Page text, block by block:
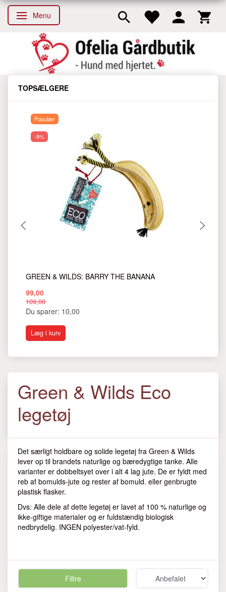
Skifte navigation
Menu
TOPSÆLGERE
Populær
-9%
GREEN & WILDS: BARRY THE BANANA
99,00
109,00
Du sparer: 10,00
Læg i kurv
Green & Wilds Eco
legetøj
Det særligt holdbare og solide legetøj fra Green & Wilds
lever op til brandets naturlige og bæredygtige tanke. Alle
varianter er dobbeltsyet over i alt 4 lag jute. De er fyldt med
reb af bomulds-jute og rester af bomuld. eller genbrugte
plastisk flasker.
Dvs: Alle dele af dette legetøj er lavet af 100 % naturlige og
ikke-giftige materialer og er fuldstændig biologisk
nedbrydelig. INGEN polyester/vat-fyld.
Filtre